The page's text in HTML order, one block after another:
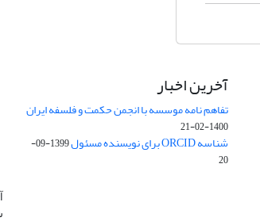
آخرین اخبار
تفاهم نامه موسسه با انجمن حکمت و فلسفه ایران
1400-02-21
شناسه ORCID برای نویسنده مسئول
1399-09-
20